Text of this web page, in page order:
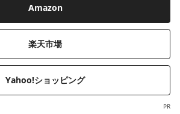
Amazon
楽天市場
Yahoo!ショッピング
PR